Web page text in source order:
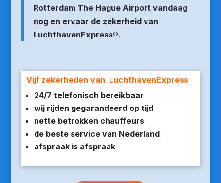
Rotterdam The Hague Airport vandaag
nog en ervaar de zekerheid van
LuchthavenExpress®.
Vijf zekerheden van LuchthavenExpress
24/7 telefonisch bereikbaar
wij rijden gegarandeerd op tijd
nette betrokken chauffeurs
de beste service van Nederland
afspraak is afspraak